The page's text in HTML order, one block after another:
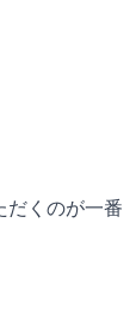
だくのが一番